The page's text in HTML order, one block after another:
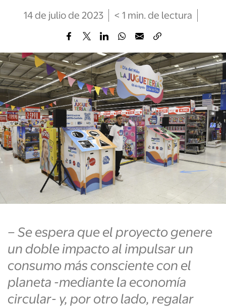
14 de julio de 2023 < 1 min. de lectura
– Se espera que el proyecto genere
un doble impacto al impulsar un
consumo más consciente con el
planeta -mediante la economía
circular- y, por otro lado, regalar